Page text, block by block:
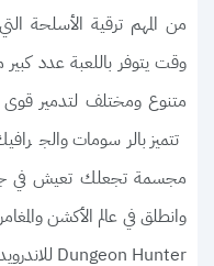
من المهم ترقية الأسلحة
متنوع ومختلف لتدمير قوى
مجسمة تجعلك تعيش في جو
وانطلق في عالم الأكشن
Dungeon Hunter للاندرويد.